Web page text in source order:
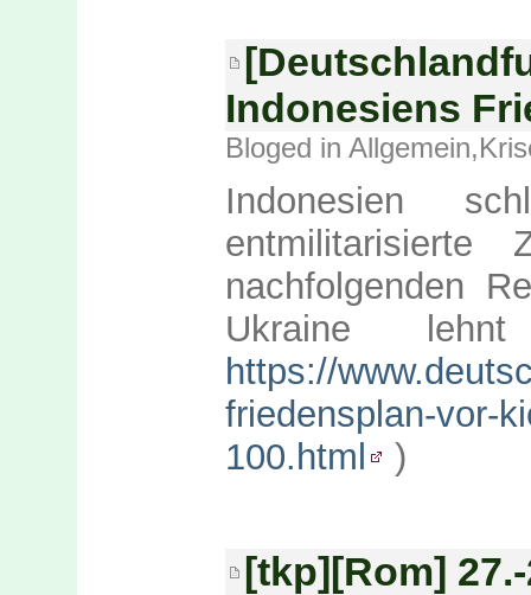
Indonesiens
Bloged in Allgemein,
Indonesien
entmilitarisierte
nachfolgenden
Ukraine
https://
friedensplan-vor-
100.html
)
[tkp][Rom]